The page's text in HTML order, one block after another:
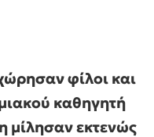
φίλοι και
καθηγητή
μίλησαν εκτενώς